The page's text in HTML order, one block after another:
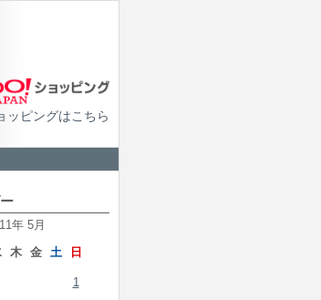
ッピングはこちら
年 5月
木 金 土 日
1